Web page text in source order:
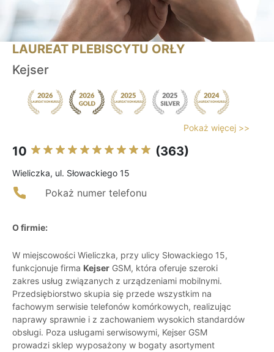
LAUREAT PLEBISCYTU ORŁY
Kejser
Pokaż więcej >>
10 (363)
Wieliczka, ul. Słowackiego 15
Pokaż numer telefonu
O firmie:
W miejscowości Wieliczka, przy ulicy Słowackiego 15,
funkcjonuje firma Kejser GSM, która oferuje szeroki
zakres usług związanych z urządzeniami mobilnymi.
Przedsiębiorstwo skupia się przede wszystkim na
fachowym serwisie telefonów komórkowych, realizując
naprawy sprawnie i z zachowaniem wysokich standardów
obsługi. Poza usługami serwisowymi, Kejser GSM
prowadzi sklep wyposażony w bogaty asortyment